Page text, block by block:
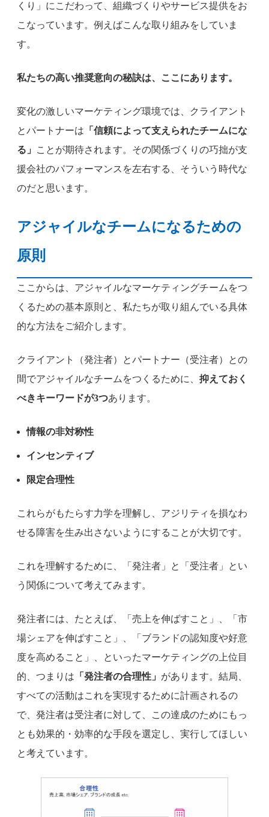
くり」にこだわって、組織づくりやサービス提供をお
こなっています。例えばこんな取り組みをしていま
す。
私たちの高い推奨意向の秘訣は、ここにあります。
変化の激しいマーケティング環境では、クライアント
とパートナーは 「信頼によって支えられたチームにな
る」
ことが期待されます。その関係づくりの巧拙が支
援会社のパフォーマンスを左右する、そういう時代な
のだと思います。
アジャイルなチームになるための
原則
ここからは、アジャイルなマーケティングチームをつ
くるための基本原則と、私たちが取り組んでいる具体
的な方法をご紹介します。
クライアント（発注者）とパートナー（受注者）との
間でアジャイルなチームをつくるために、 抑えておく
べきキーワードが3つあります。
情報の非対称性
インセンティブ
限定合理性
これらがもたらす力学を理解し、アジリティを損なわ
せる障害を生み出さないようにすることが大切です。
これを理解するために、「発注者」と「受注者」とい
う関係について考えてみます。
発注者には、たとえば、「売上を伸ばすこと」、「市
場シェアを伸ばすこと」、「ブランドの認知度や好意
度を高めること」、といったマーケティングの上位目
的、つまりは 「発注者の合理性」 があります。結局、
すべての活動はこれを実現するために計画されるの
で、発注者は受注者に対して、この達成のためにもっ
とも効果的・効率的な手段を選定し、実行してほしい
と考えています。